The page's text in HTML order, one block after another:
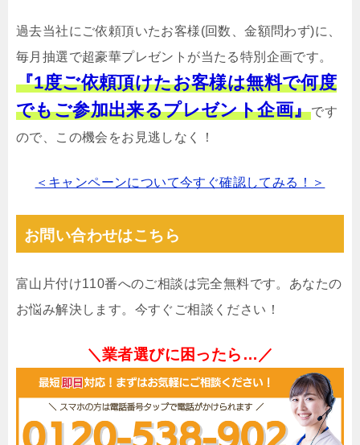
過去当社にご依頼頂いたお客様(回数、金額問わず)に、
毎月抽選で超豪華プレゼントが当たる特別企画です。
『1度ご依頼頂けたお客様は無料で何度
でもご参加出来るプレゼント企画』です
ので、この機会をお見逃しなく！
＜キャンペーンについて今すぐ確認してみる！＞
お問い合わせはこちら
富山片付け110番へのご相談は完全無料です。あなたの
お悩み解決します。今すぐご相談ください！
＼業者選びに困ったら…／